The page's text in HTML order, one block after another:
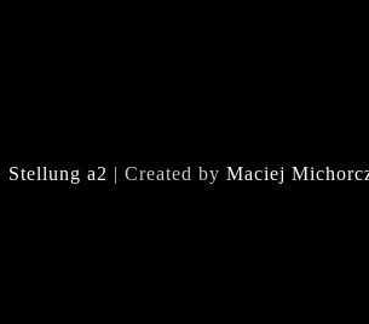
Stellung a2 | Created by Maciej